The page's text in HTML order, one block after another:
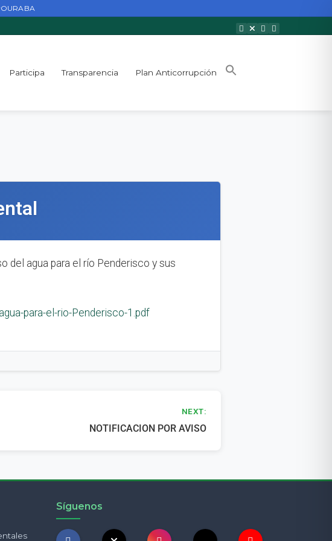
Participa Transparencia Plan Anticorrupción
del agua para el río Penderisco y sus
para-el-rio-Penderisco-1.pdf
NEXT:
NOTIFICACION POR AVISO
Síguenos